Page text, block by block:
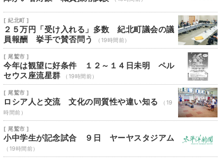
[ 紀北町 ]
２５万円「受け入れる」多数 紀北町議会の議
員報酬 挙手で賛否問う
（19時間前）
[ 尾鷲市 ]
今年は観望に好条件 １２～１４日未明 ペル
セウス座流星群
（19時間前）
[ 尾鷲市 ]
ロシア人と交流 文化の同質性や違い知る
（19
時間前）
[ 尾鷲市 ]
小中学生が記念試合 ９日 ヤーヤスタジアム
（19時間前）